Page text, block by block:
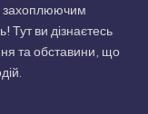
захоплюючим
Тут ви дізнаєтесь
та обставини, що